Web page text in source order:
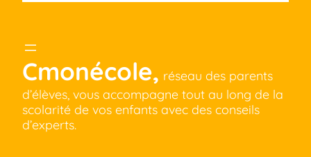
Cmonécole, réseau des parents
d’élèves, vous accompagne tout au long de la
scolarité de vos enfants avec des conseils
d’experts.